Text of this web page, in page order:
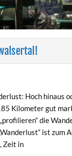
Hoch hinaus
Kilometer gut
die
ist zum
Zeit in